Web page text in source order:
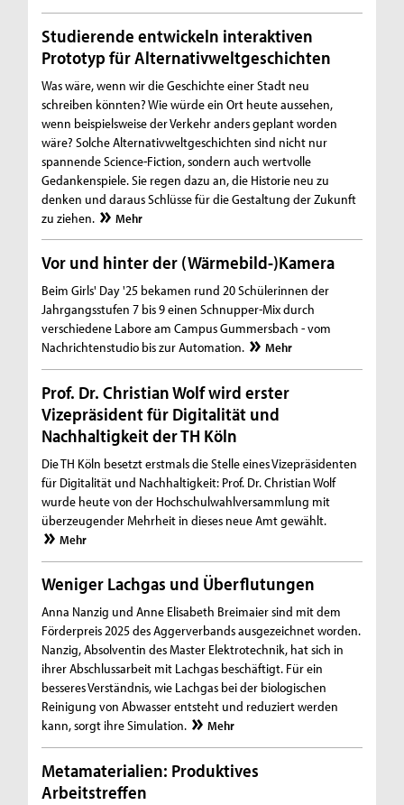
Studierende entwickeln interaktiven
Prototyp für Alternativweltgeschichten
Was wäre, wenn wir die Geschichte einer Stadt neu
schreiben könnten? Wie würde ein Ort heute aussehen,
wenn beispielsweise der Verkehr anders geplant worden
wäre? Solche Alternativweltgeschichten sind nicht nur
spannende Science-Fiction, sondern auch wertvolle
Gedankenspiele. Sie regen dazu an, die Historie neu zu
denken und daraus Schlüsse für die Gestaltung der Zukunft
zu ziehen.
Mehr
Vor und hinter der (Wärmebild-)Kamera
Beim Girls' Day '25 bekamen rund 20 Schülerinnen der
Jahrgangsstufen 7 bis 9 einen Schnupper-Mix durch
verschiedene Labore am Campus Gummersbach - vom
Nachrichtenstudio bis zur Automation.
Mehr
Prof. Dr. Christian Wolf wird erster
Vizepräsident für Digitalität und
Nachhaltigkeit der TH Köln
Die TH Köln besetzt erstmals die Stelle eines Vizepräsidenten
für Digitalität und Nachhaltigkeit: Prof. Dr. Christian Wolf
wurde heute von der Hochschulwahlversammlung mit
überzeugender Mehrheit in dieses neue Amt gewählt.
Mehr
Weniger Lachgas und Überflutungen
Anna Nanzig und Anne Elisabeth Breimaier sind mit dem
Förderpreis 2025 des Aggerverbands ausgezeichnet worden.
Nanzig, Absolventin des Master Elektrotechnik, hat sich in
ihrer Abschlussarbeit mit Lachgas beschäftigt. Für ein
besseres Verständnis, wie Lachgas bei der biologischen
Reinigung von Abwasser entsteht und reduziert werden
kann, sorgt ihre Simulation.
Mehr
Metamaterialien: Produktives
Arbeitstreffen